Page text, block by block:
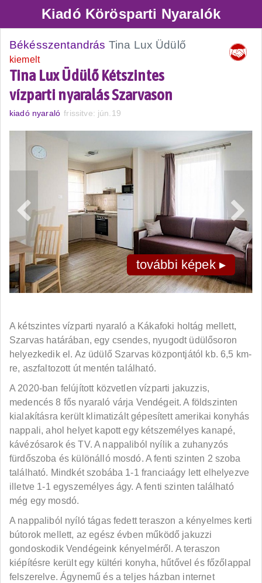
Kiadó Körösparti Nyaralók
Békésszentandrás Tina Lux Üdülő
kiemelt
Tina Lux Üdülő Kétszintes
vízparti nyaralás Szarvason
kiadó nyaraló frissitve: jún.19
további képek ▸
A kétszintes vízparti nyaraló a Kákafoki holtág mellett,
Szarvas határában, egy csendes, nyugodt üdülősoron
helyezkedik el. Az üdülő Szarvas központjától kb. 6,5 km-
re, aszfaltozott út mentén található.
A 2020-ban felújított közvetlen vízparti jakuzzis,
medencés 8 fős nyaraló várja Vendégeit. A földszinten
kialakításra került klimatizált gépesített amerikai konyhás
nappali, ahol helyet kapott egy kétszemélyes kanapé,
kávézósarok és TV. A nappaliból nyílik a zuhanyzós
fürdőszoba és különálló mosdó. A fenti szinten 2 szoba
található. Mindkét szobába 1-1 franciaágy lett elhelyezve
illetve 1-1 egyszemélyes ágy. A fenti szinten található
még egy mosdó.
A nappaliból nyíló tágas fedett teraszon a kényelmes kerti
bútorok mellett, az egész évben működő jakuzzi
gondoskodik Vendégeink kényelméről. A teraszon
kiépítésre került egy kültéri konyha, hűtővel és főzőlappal
felszerelve. Ágynemű és a teljes házban internet